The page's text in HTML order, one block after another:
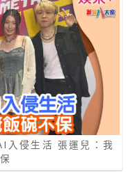
入侵生活 張運兒：我